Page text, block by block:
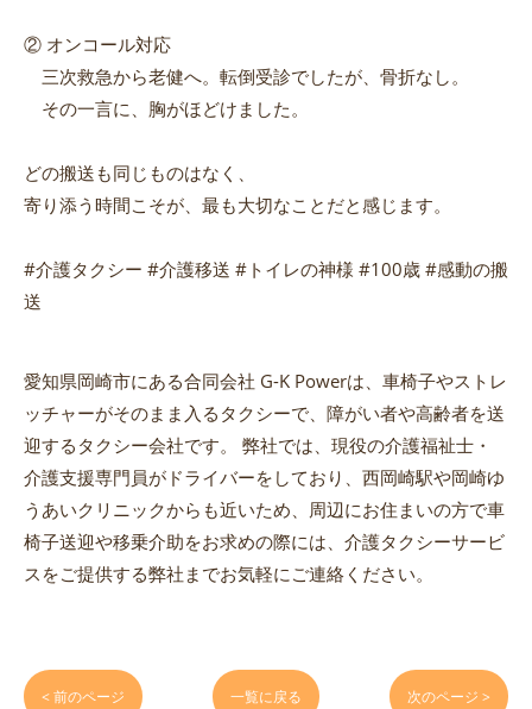
② オンコール対応
三次救急から老健へ。転倒受診でしたが、骨折なし。
その一言に、胸がほどけました。
どの搬送も同じものはなく、
寄り添う時間こそが、最も大切なことだと感じます。
#介護タクシー #介護移送 #トイレの神様 #100歳 #感動の搬
送
愛知県岡崎市にある合同会社 G-K Powerは、車椅子やストレ
ッチャーがそのまま入るタクシーで、障がい者や高齢者を送
迎するタクシー会社です。 弊社では、現役の介護福祉士・
介護支援専門員がドライバーをしており、西岡崎駅や岡崎ゆ
うあいクリニックからも近いため、周辺にお住まいの方で車
椅子送迎や移乗介助をお求めの際には、介護タクシーサービ
スをご提供する弊社までお気軽にご連絡ください。
< 前のページ 一覧に戻る 次のページ >